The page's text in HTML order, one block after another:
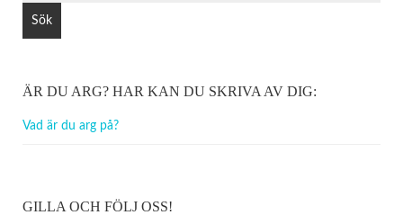
ÄR DU ARG? HAR KAN DU SKRIVA AV DIG:
Vad är du arg på?
GILLA OCH FÖLJ OSS!